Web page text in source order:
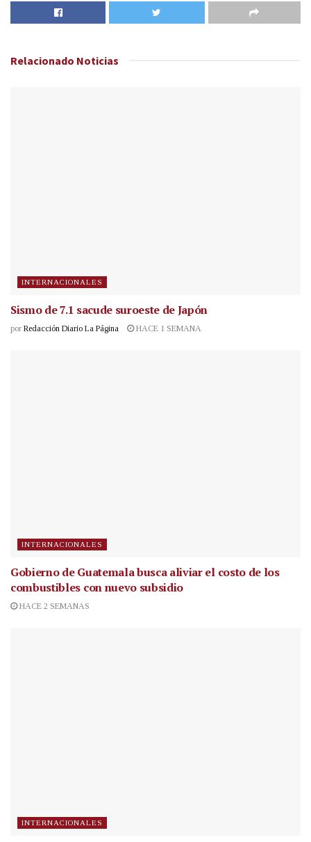
Relacionado Noticias
INTERNACIONALES
Sismo de 7.1 sacude suroeste de Japón
por Redacción Diario La Página HACE 1 SEMANA
INTERNACIONALES
Gobierno de Guatemala busca aliviar el costo de los
combustibles con nuevo subsidio
HACE 2 SEMANAS
INTERNACIONALES